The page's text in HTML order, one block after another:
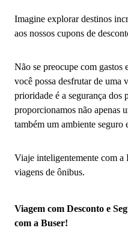
Imagine explorar destinos
aos nossos cupons de
Não se preocupe com gastos
você possa desfrutar de uma
prioridade é a segurança dos
proporcionamos não apenas
também um ambiente seguro
Viaje inteligentemente com a
viagens de ônibus.
Viagem com Desconto e
com a Buser!